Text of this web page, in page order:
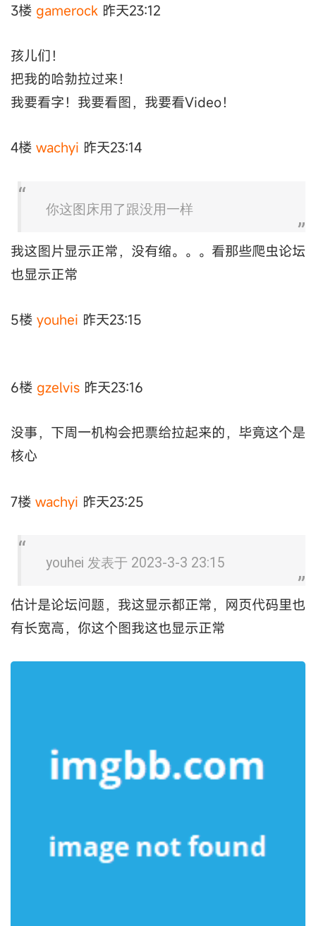
3楼 gamerock 昨天23:12
孩儿们！
把我的哈勃拉过来！
我要看字！我要看图，我要看Video！
4楼 wachyi 昨天23:14
你这图床用了跟没用一样
我这图片显示正常，没有缩。。。看那些爬虫论坛
也显示正常
5楼 youhei 昨天23:15
6楼 gzelvis 昨天23:16
没事，下周一机构会把票给拉起来的，毕竟这个是
核心
7楼 wachyi 昨天23:25
youhei 发表于 2023-3-3 23:15
估计是论坛问题，我这显示都正常，网页代码里也
有长宽高，你这个图我这也显示正常